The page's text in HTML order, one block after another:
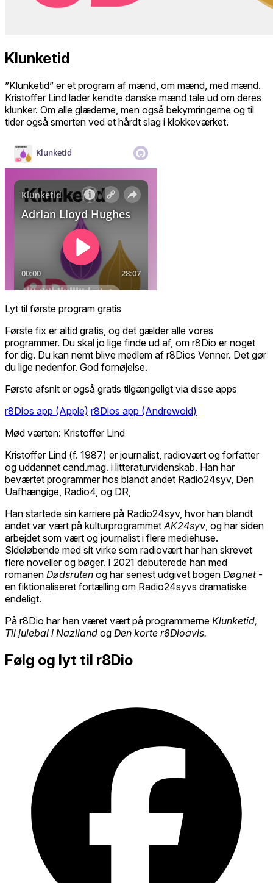
Klunketid
”Klunketid” er et program af mænd, om mænd, med mænd.
Kristoffer Lind lader kendte danske mænd tale ud om deres
klunker. Om alle glæderne, men også bekymringerne og til
tider også smerten ved et hårdt slag i klokkeværket.
Lyt til første program gratis
Første fix er altid gratis, og det gælder alle vores
programmer. Du skal jo lige finde ud af, om r8Dio er noget
for dig. Du kan nemt blive medlem af r8Dios Venner. Det gør
du lige nedenfor. God fornøjelse.
Første afsnit er også gratis tilgængeligt via disse apps
r8Dios app (Apple) r8Dios app (Andrewoid)
Mød værten: Kristoffer Lind
Kristoffer Lind (f. 1987) er journalist, radiovært og forfatter
og uddannet cand.mag. i litteraturvidenskab. Han har
beværtet programmer hos blandt andet Radio24syv, Den
Uafhængige, Radio4, og DR,
Han startede sin karriere på Radio24syv, hvor han blandt
andet var vært på kulturprogrammet AK24syv , og har siden
arbejdet som vært og journalist i flere mediehuse.
Sideløbende med sit virke som radiovært har han skrevet
flere noveller og bøger. I 2021 debuterede han med
romanen Dødsruten og har senest udgivet bogen Døgnet-
en fiktionaliseret fortælling om Radio24syvs dramatiske
endeligt.
På r8Dio har han været vært på programmerne Klunketid,
Til julebal i Naziland og Den korte r8Dioavis.
Følg og lyt til r8Dio